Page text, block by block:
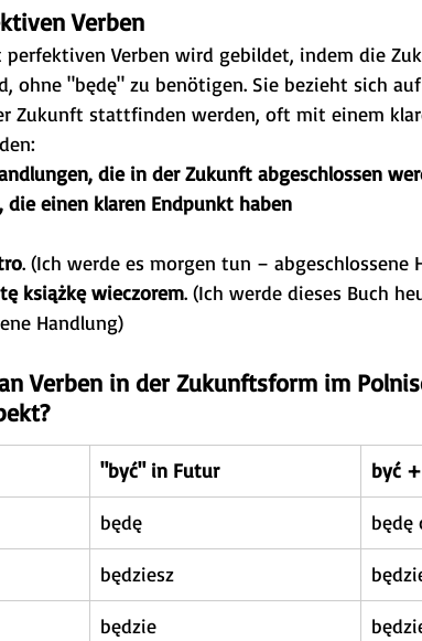
Verben
Verben wird gebildet, indem die
ohne "będę" zu benötigen. Sie bezieht sich
Zukunft stattfinden werden, oft mit einem
die in der Zukunft abgeschlossen
die einen klaren Endpunkt haben
. (Ich werde es morgen tun – abgeschlossene
książkę wieczorem. (Ich werde dieses Buch
Handlung)
Verben in der Zukunftsform im
"być" in Futur być
będę będę
będziesz
będzie